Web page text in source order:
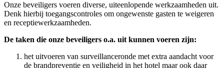
Onze beveiligers voeren diverse, uiteenlopende werkzaamheden uit.
Denk hierbij toegangscontroles om ongewenste gasten te weigeren
en receptiewerkzaamheden.
De taken die onze beveiligers o.a. uit kunnen voeren zijn:
het uitvoeren van surveillanceronde met extra aandacht voor
de brandpreventie en veiligheid in het hotel maar ook daar